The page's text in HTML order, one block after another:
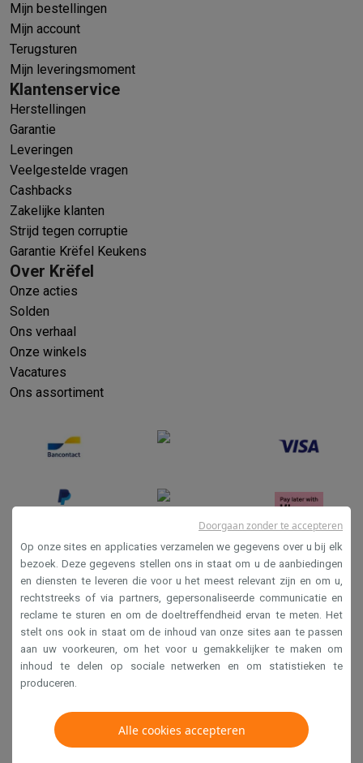
Mijn bestellingen
Mijn account
Terugsturen
Mijn leveringsmoment
Klantenservice
Herstellingen
Garantie
Leveringen
Veelgestelde vragen
Cashbacks
Zakelijke klanten
Strijd tegen corruptie
Garantie Krëfel Keukens
Over Krëfel
Onze acties
Solden
Ons verhaal
Onze winkels
Vacatures
Ons assortiment
Verkoopsvoorwaarden
Privacy
Disclaimer
Cookies
Krëfel NV - Steenstraat 44 - Industriezone 4 "T Sas",
1851 Humbeek, België
BTW BE 0400.673.544
Op onze sites en applicaties verzamelen we gegevens over u bij elk
bezoek. Deze gegevens stellen ons in staat om u de aanbiedingen
en diensten te leveren die voor u het meest relevant zijn en om u,
rechtstreeks of via partners, gepersonaliseerde communicatie en
reclame te sturen en om de doeltreffendheid ervan te meten. Het
stelt ons ook in staat om de inhoud van onze sites aan te passen
aan uw voorkeuren, om het voor u gemakkelijker te maken om
inhoud te delen op sociale netwerken en om statistieken te
produceren.
Alle cookies accepteren
Doorgaan zonder te accepteren